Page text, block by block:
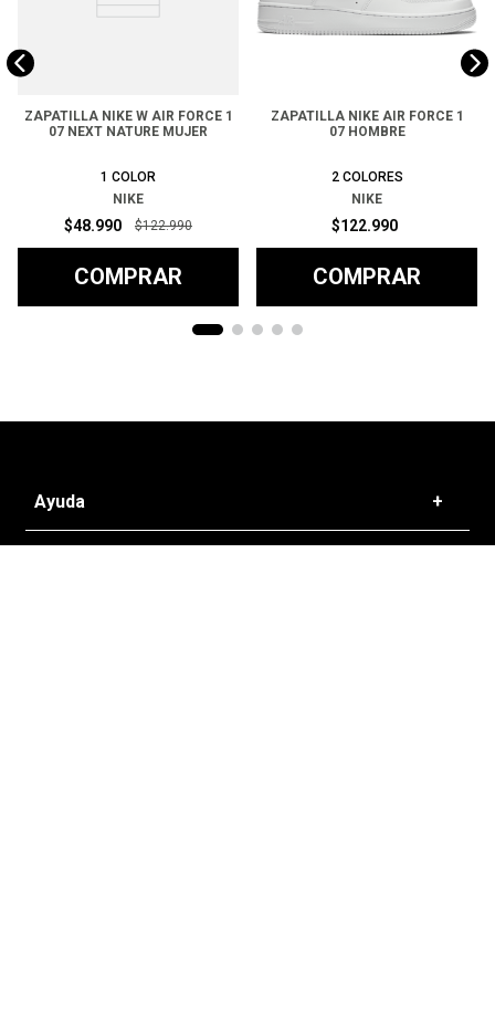
ZAPATILLA NIKE W AIR FORCE 1
07 NEXT NATURE MUJER
1 COLOR
NIKE
$48.990 $122.990
COMPRAR
ZAPATILLA NIKE AIR FORCE 1
07 HOMBRE
2 COLORES
NIKE
$122.990
COMPRAR
Ayuda +
Preguntas frecuentes